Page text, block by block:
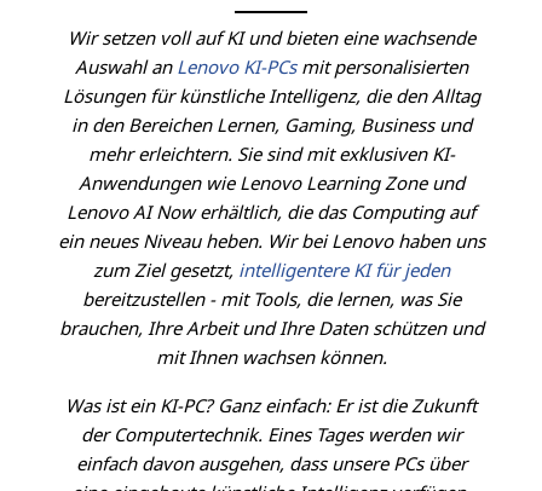
Wir setzen voll auf KI und bieten eine wachsende
Auswahl an Lenovo KI-PCs mit personalisierten
Lösungen für künstliche Intelligenz, die den Alltag
in den Bereichen Lernen, Gaming, Business und
mehr erleichtern. Sie sind mit exklusiven KI-
Anwendungen wie Lenovo Learning Zone und
Lenovo AI Now erhältlich, die das Computing auf
ein neues Niveau heben. Wir bei Lenovo haben uns
zum Ziel gesetzt, intelligentere KI für jeden
bereitzustellen - mit Tools, die lernen, was Sie
brauchen, Ihre Arbeit und Ihre Daten schützen und
mit Ihnen wachsen können.
Was ist ein KI-PC? Ganz einfach: Er ist die Zukunft
der Computertechnik. Eines Tages werden wir
einfach davon ausgehen, dass unsere PCs über